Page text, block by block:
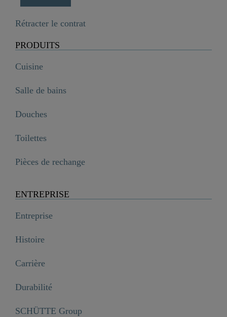
Rétracter le contrat
PRODUITS
Cuisine
Salle de bains
Douches
Toilettes
Pièces de rechange
ENTREPRISE
Entreprise
Histoire
Carrière
Durabilité
SCHÜTTE Group